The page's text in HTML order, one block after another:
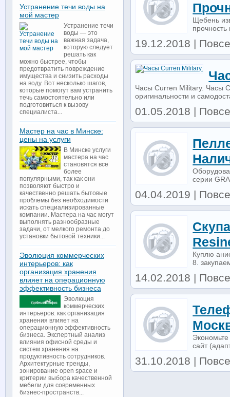
Щебень
19.12.2018 |
Часы Curren Military. Часы
оригинальности и
01.05.2018 |
серии
04.04.2019 |
Куплю
8.
14.02.2018 |
сайт
31.10.2018 |
Устранение течи воды на
мой мастер
Устранение течи
воды — это
важная задача,
которую следует
решать как
можно быстрее, чтобы
предотвратить повреждение
имущества и снизить расходы
на воду. Вот несколько шагов,
которые помогут вам устранить
течь самостоятельно или
подготовиться к вызову
специалиста...
Мастер на час в Минске:
цены на услуги
В Минске услуги
мастера на час
становятся все
более
популярными, так как они
позволяют быстро и
качественно решать бытовые
проблемы без необходимости
искать специализированные
компании. Мастера на час могут
выполнять разнообразные
задачи, от мелкого ремонта до
установки бытовой техники...
Эволюция коммерческих
интерьеров: как
организация хранения
влияет на операционную
эффективность бизнеса
Эволюция
коммерческих
интерьеров: как организация
хранения влияет на
операционную эффективность
бизнеса. Экспертный анализ
влияния офисной среды и
систем хранения на
продуктивность сотрудников.
Архитектурные тренды,
зонирование open space и
критерии выбора качественной
мебели для современных
бизнес-пространств...